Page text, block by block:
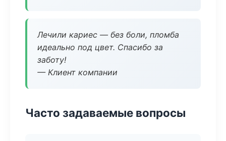
Лечили кариес — без боли, пломба
идеально под цвет. Спасибо за
заботу!
— Клиент компании
Часто задаваемые вопросы